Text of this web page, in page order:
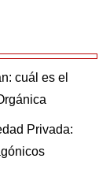
cuál es el
Privada: